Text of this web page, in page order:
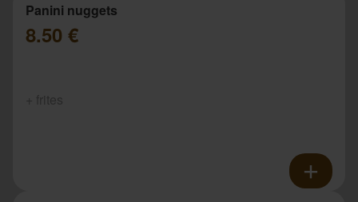
Panini nuggets
8.50 €